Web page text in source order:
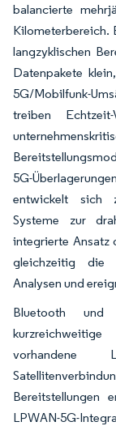
balancierte
Kilometerbereich.
langzyklischen
Datenpakete
5G/Mobilfunk-
treiben
5G-
entwickelt sich
Systeme zur
integrierte Ansatz
gleichzeitig die
Analysen und
Bluetooth
vorhandene
Bereitstellungen
LPWAN-5G-